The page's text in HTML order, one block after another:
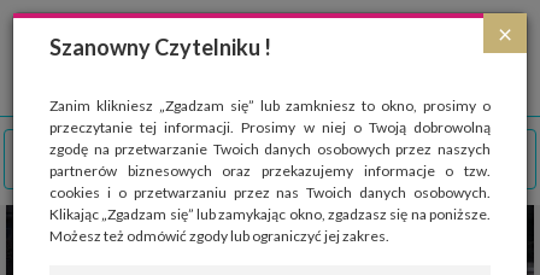
×
Szanowny Czytelniku !
Zanim klikniesz „Zgadzam się” lub zamkniesz to okno, prosimy o
przeczytanie tej informacji. Prosimy w niej o Twoją dobrowolną
zgodę na przetwarzanie Twoich danych osobowych przez naszych
partnerów biznesowych oraz przekazujemy informacje o tzw.
cookies i o przetwarzaniu przez nas Twoich danych osobowych.
Klikając „Zgadzam się” lub zamykając okno, zgadzasz się na poniższe.
Możesz też odmówić zgody lub ograniczyć jej zakres.
Strona wykorzystuje pliki cookies, które służą głównie do celów statystycznych.
Wyrażając zgodę na używanie 'cookies', zezwalasz na zapisanie ich w pamięci
przeglądarki. Przejdź do
polityki cookies